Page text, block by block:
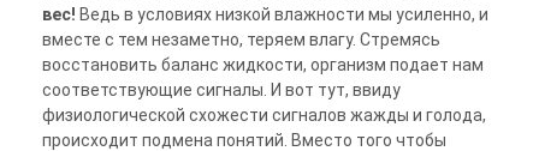
вес! Ведь в условиях низкой влажности мы усиленно, и
вместе с тем незаметно, теряем влагу. Стремясь
восстановить баланс жидкости, организм подает нам
соответствующие сигналы. И вот тут, ввиду
физиологической схожести сигналов жажды и голода,
происходит подмена понятий. Вместо того чтобы